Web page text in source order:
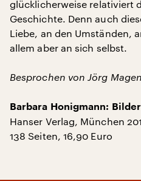
glücklicherweise relativiert
Geschichte. Denn auch
Liebe, an den Umständen,
allem aber an sich selbst.
Besprochen von Jörg
Barbara Honigmann:
Hanser Verlag, München
138 Seiten, 16,90 Euro